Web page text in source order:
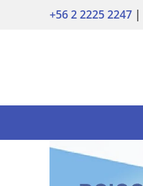
+56 2 2225 2247 |